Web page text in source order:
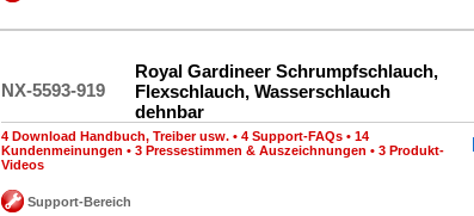
NX-5593-919
Royal Gardineer Schrumpfschlauch,
Flexschlauch, Wasserschlauch
dehnbar
4 Download Handbuch, Treiber usw. • 4 Support-FAQs • 14
Kundenmeinungen • 3 Pressestimmen & Auszeichnungen • 3 Produkt-
Videos
Support-Bereich